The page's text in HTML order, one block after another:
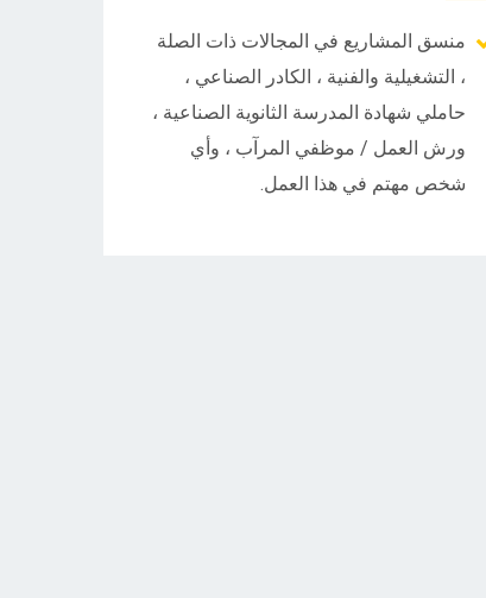
منسق المشاريع في المجالات ذات الصلة
، التشغيلية والفنية ، الكادر الصناعي ،
حاملي شهادة المدرسة الثانوية الصناعية ،
ورش العمل / موظفي المرآب ، وأي
شخص مهتم في هذا العمل.